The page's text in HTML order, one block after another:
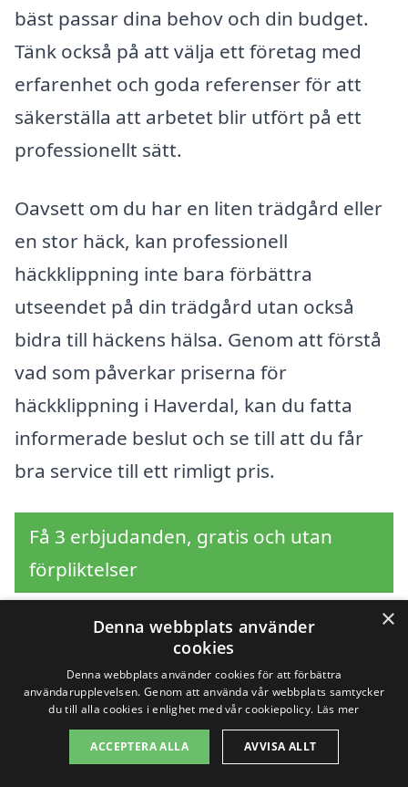
bäst passar dina behov och din budget.
Tänk också på att välja ett företag med
erfarenhet och goda referenser för att
säkerställa att arbetet blir utfört på ett
professionellt sätt.
Oavsett om du har en liten trädgård eller
en stor häck, kan professionell
häckklippning inte bara förbättra
utseendet på din trädgård utan också
bidra till häckens hälsa. Genom att förstå
vad som påverkar priserna för
häckklippning i Haverdal, kan du fatta
informerade beslut och se till att du får
bra service till ett rimligt pris.
Få 3 erbjudanden, gratis och utan
förpliktelser
Sök efter en
professionell för
häckklippning i andra
×
Denna webbplats använder
cookies
Denna webbplats använder cookies för att förbättra
användarupplevelsen. Genom att använda vår webbplats samtycker
du till alla cookies i enlighet med vår cookiepolicy. Läs mer
ACCEPTERA ALLA AVVISA ALLT